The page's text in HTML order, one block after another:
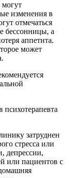
изменения в
отмечаться
бессонницы, а
аппетита.
может
психотерапевта
затруднен
стресса или
депрессии,
или пациентов с